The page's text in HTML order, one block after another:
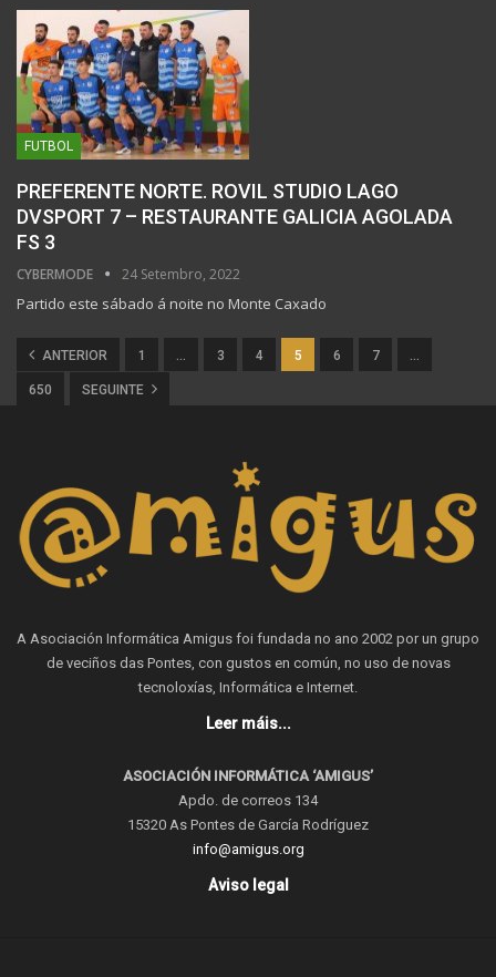
FUTBOL
PREFERENTE NORTE. ROVIL STUDIO LAGO
DVSPORT 7 – RESTAURANTE GALICIA AGOLADA
FS 3
CYBERMODE 24 Setembro, 2022
Partido este sábado á noite no Monte Caxado
ANTERIOR 1 3 4 5 6 7
650 SEGUINTE
A Asociación Informática Amigus foi fundada no ano 2002 por un grupo
de veciños das Pontes, con gustos en común, no uso de novas
tecnoloxías, Informática e Internet.
Leer máis...
ASOCIACIÓN INFORMÁTICA ‘AMIGUS’
Apdo. de correos 134
15320 As Pontes de García Rodríguez
info@amigus.org
Aviso legal